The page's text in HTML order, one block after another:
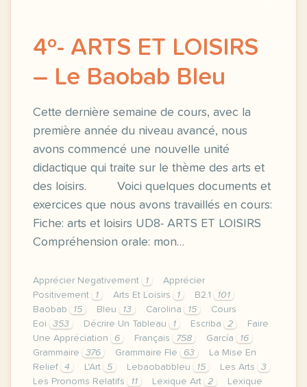
4º- ARTS ET LOISIRS
– Le Baobab Bleu
Cette dernière semaine de cours, avec la
première année du niveau avancé, nous
avons commencé une nouvelle unité
didactique qui traite sur le thème des arts et
des loisirs. Voici quelques documents et
exercices que nous avons travaillés en cours:
Fiche: arts et loisirs UD8- ARTS ET LOISIRS
Compréhension orale: mon…
Apprécier Negativement 1
Apprécier
Positivement
1 Arts Et Loisirs 1 B2.1
101
Baobab
15 Bleu 13 Carolina 15
Cours
Eoi
353 Décrire Un Tableau 1 Escriba 2
Faire
Une Appréciation
6 Français 758 García
16
Grammaire
376 Grammaire Fle 63
La Mise En
Relief
4 L'Art 5 Lebaobabbleu 15 Les Arts
3
Les Pronoms Relatifs
11 Lexique Art 2
Lexique